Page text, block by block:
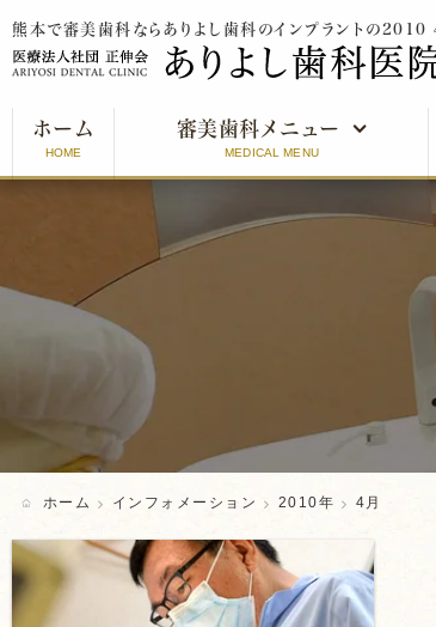
ホーム
HOME
審美歯科メニュー
MEDICAL MENU
審美歯科とは
ホワイトニング
口元美人
アライナー矯正
ホーム インフォメーション 2010年 4月